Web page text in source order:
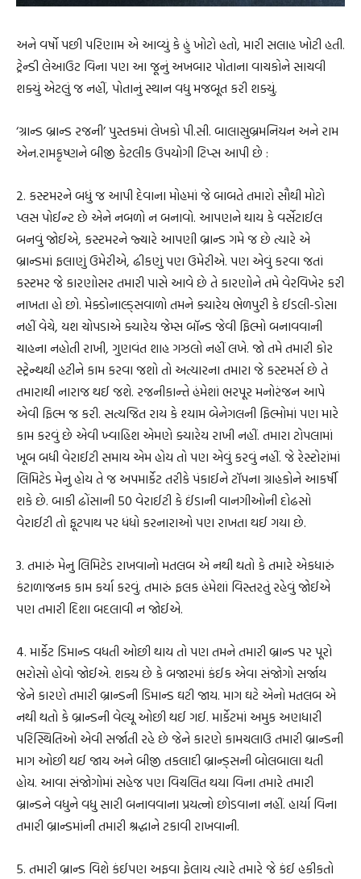
અને વર્ષો પછી પરિણામ એ આવ્યું કે હું ખોટો હતો, મારી સલાહ ખોટી હતી.
ટ્રેન્ડી લેઆઉટ વિના પણ આ જૂનું અખબાર પોતાના વાચકોને સાચવી
શક્યું એટલું જ નહીં, પોતાનું સ્થાન વધુ મજબૂત કરી શક્યું.
‘ગ્રાન્ડ બ્રાન્ડ રજની’ પુસ્તકમાં લેખકો પી.સી. બાલાસુબ્રમનિયન અને રામ
એન.રામકૃષ્ણને બીજી કેટલીક ઉપયોગી ટિપ્સ આપી છે :
2. કસ્ટમરને બધું જ આપી દેવાના મોહમાં જે બાબતે તમારો સૌથી મોટો
પ્લસ પોઈન્ટ છે એને નબળો ન બનાવો. આપણને થાય કે વર્સેટાઈલ
બનવું જોઈએ, કસ્ટમરને જ્યારે આપણી બ્રાન્ડ ગમે જ છે ત્યારે એ
બ્રાન્ડમાં ફલાણું ઉમેરીએ, ઢીકણું પણ ઉમેરીએ. પણ એવું કરવા જતાં
કસ્ટમર જે કારણોસર તમારી પાસે આવે છે તે કારણોને તમે વેરવિખેર કરી
નાખતા હો છો. મેક્ડોનાલ્ડ્સવાળો તમને ક્યારેય ભેળપુરી કે ઈડલી-ડોસા
નહીં વેચે, યશ ચોપડાએ ક્યારેય જેમ્સ બૉન્ડ જેવી ફિલ્મો બનાવવાની
ચાહના નહોતી રાખી, ગુણવંત શાહ ગઝલો નહીં લખે. જો તમે તમારી કોર
સ્ટ્રેન્થથી હટીને કામ કરવા જશો તો અત્યારના તમારા જે કસ્ટમર્સ છે તે
તમારાથી નારાજ થઈ જશે. રજનીકાન્તે હંમેશાં ભરપૂર મનોરંજન આપે
એવી ફિલ્મ જ કરી. સત્યજિત રાય કે શ્યામ બેનેગલની ફિલ્મોમાં પણ મારે
કામ કરવું છે એવી ખ્વાહિશ એમણે ક્યારેય રાખી નહીં. તમારા ટોપલામાં
ખૂબ બધી વેરાઈટી સમાય એમ હોય તો પણ એવું કરવું નહીં. જે રેસ્ટોરાંમાં
લિમિટેડ મેનુ હોય તે જ અપમાર્કેટ તરીકે પંકાઈને ટૉપના ગ્રાહકોને આકર્ષી
શકે છે. બાકી ઢોંસાની 50 વેરાઈટી કે ઈંડાની વાનગીઓની દોઢસો
વેરાઈટી તો ફૂટપાથ પર ધંધો કરનારાઓ પણ રાખતા થઈ ગયા છે.
3. તમારું મેનુ લિમિટેડ રાખવાનો મતલબ એ નથી થતો કે તમારે એકધારું
કંટાળાજનક કામ કર્યા કરવું. તમારું ફલક હંમેશાં વિસ્તરતું રહેવું જોઈએ
પણ તમારી દિશા બદલાવી ન જોઈએ.
4. માર્કેટ ડિમાન્ડ વધતી ઓછી થાય તો પણ તમને તમારી બ્રાન્ડ પર પૂરો
ભરોસો હોવો જોઈએ. શક્ય છે કે બજારમાં કંઈક એવા સંજોગો સર્જાય
જેને કારણે તમારી બ્રાન્ડની ડિમાન્ડ ઘટી જાય. માગ ઘટે એનો મતલબ એ
નથી થતો કે બ્રાન્ડની વેલ્યૂ ઓછી થઈ ગઈ. માર્કેટમાં અમુક અણધારી
પરિસ્થિતિઓ એવી સર્જાતી રહે છે જેને કારણે કામચલાઉ તમારી બ્રાન્ડની
માગ ઓછી થઈ જાય અને બીજી તકલાદી બ્રાન્ડ્સની બોલબાલા થતી
હોય. આવા સંજોગોમાં સહેજ પણ વિચલિત થયા વિના તમારે તમારી
બ્રાન્ડને વધુને વધુ સારી બનાવવાના પ્રયત્નો છોડવાના નહીં. હાર્યા વિના
તમારી બ્રાન્ડમાંની તમારી શ્રદ્ધાને ટકાવી રાખવાની.
5. તમારી બ્રાન્ડ વિશે કંઈપણ અફવા ફેલાય ત્યારે તમારે જે કંઈ હકીકતો